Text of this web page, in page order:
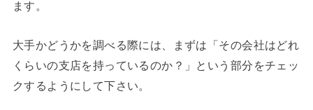
ます。
大手かどうかを調べる際には、まずは「その会社はどれ
くらいの支店を持っているのか？」という部分をチェッ
クするようにして下さい。